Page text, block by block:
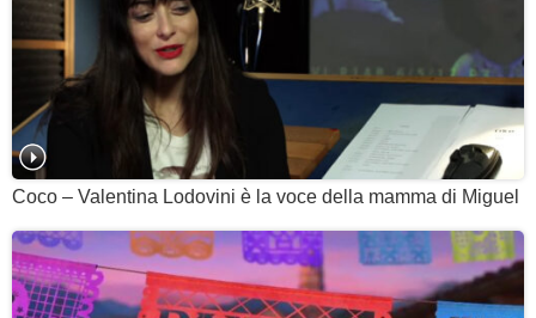
Coco – Valentina Lodovini è la voce della mamma di Miguel